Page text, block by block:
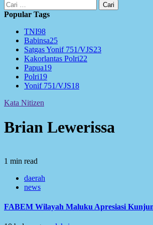
Cari
untuk:
Popular Tags
TNI98
Babinsa25
Satgas Yonif 751/VJS23
Kakorlantas Polri22
Papua19
Polri19
Yonif 751/VJS18
Kata Nitizen
Brian Lewerissa
1 min read
daerah
news
FABEM Wilayah Maluku Apresiasi